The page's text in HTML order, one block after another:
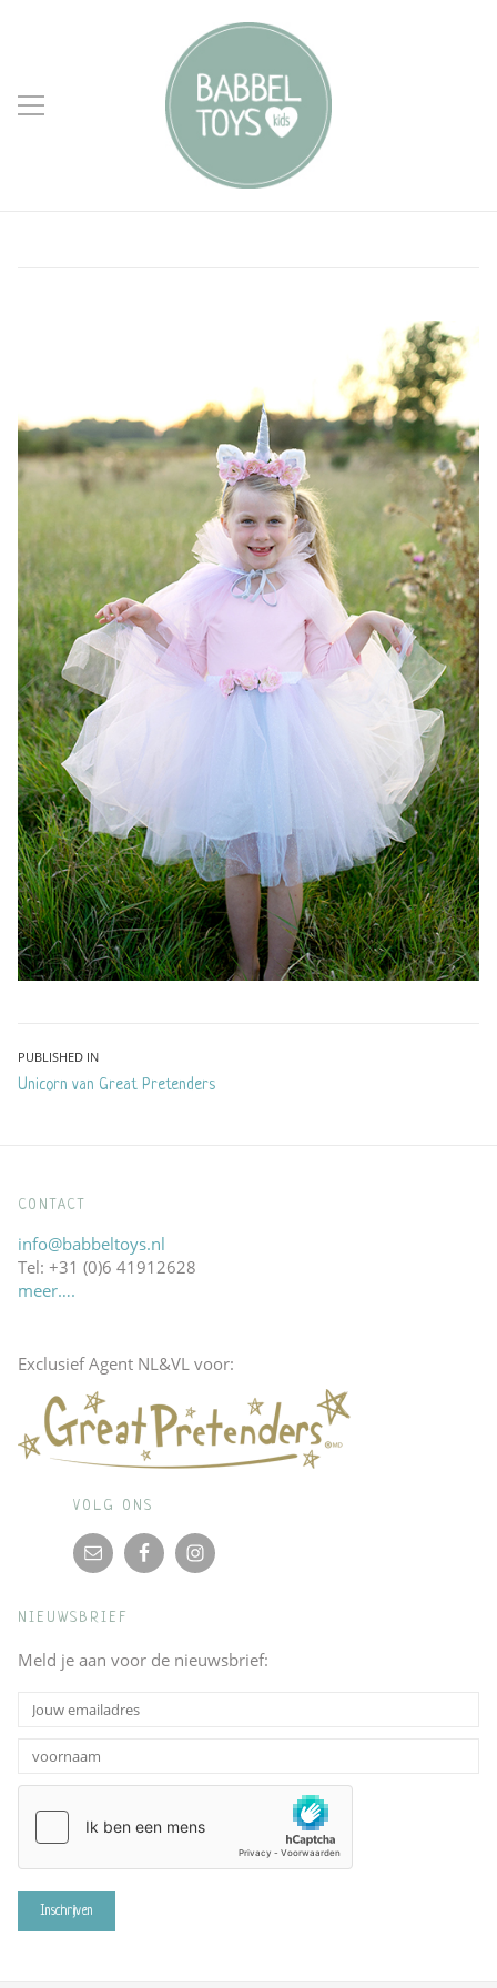
Bericht
navigatie
PUBLISHED IN
Unicorn van Great Pretenders
CONTACT
info@babbeltoys.nl
Tel: +31 (0)6 41912628
meer….
Exclusief Agent NL&VL voor:
VOLG ONS
NIEUWSBRIEF
Meld je aan voor de nieuwsbrief: